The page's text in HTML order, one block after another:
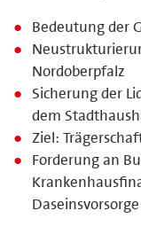
Bedeutung der
Nordoberpfalz
Sicherung der
dem
Ziel:
Forderung an
Daseinsvorsorge